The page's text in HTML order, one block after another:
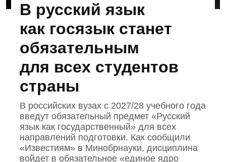
В русский язык
как госязык станет
обязательным
для всех студентов
страны
В российских вузах с 2027/28 учебного года
введут обязательный предмет «Русский
язык как государственный» для всех
направлений подготовки. Как сообщили
«Известиям» в Минобрнауки, дисциплина
войдет в обязательное «единое ядро